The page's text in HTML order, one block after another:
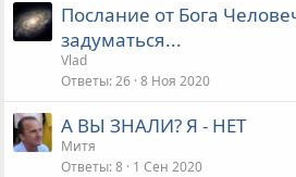
Послание от Бога
задуматься...
Vlad
Ответы 26 8 Ноя 2020
А ВЫ ЗНАЛИ? Я - НЕТ
Митя
Ответы 8 1 Сен 2020